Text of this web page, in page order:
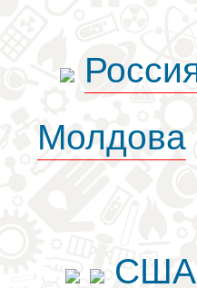
Молдова